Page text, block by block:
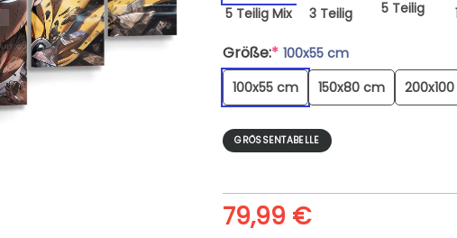
5 Teilig Mix 3 Teilig 5 Teilig
Größe:* 100x55 cm
100x55 cm
150x80 cm
GRÖSSENTABELLE
79,99 €